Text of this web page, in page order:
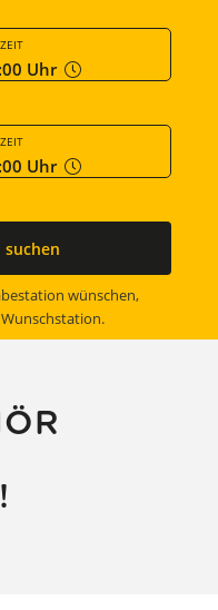
Uhr
Uhr
suchen
wünschen,